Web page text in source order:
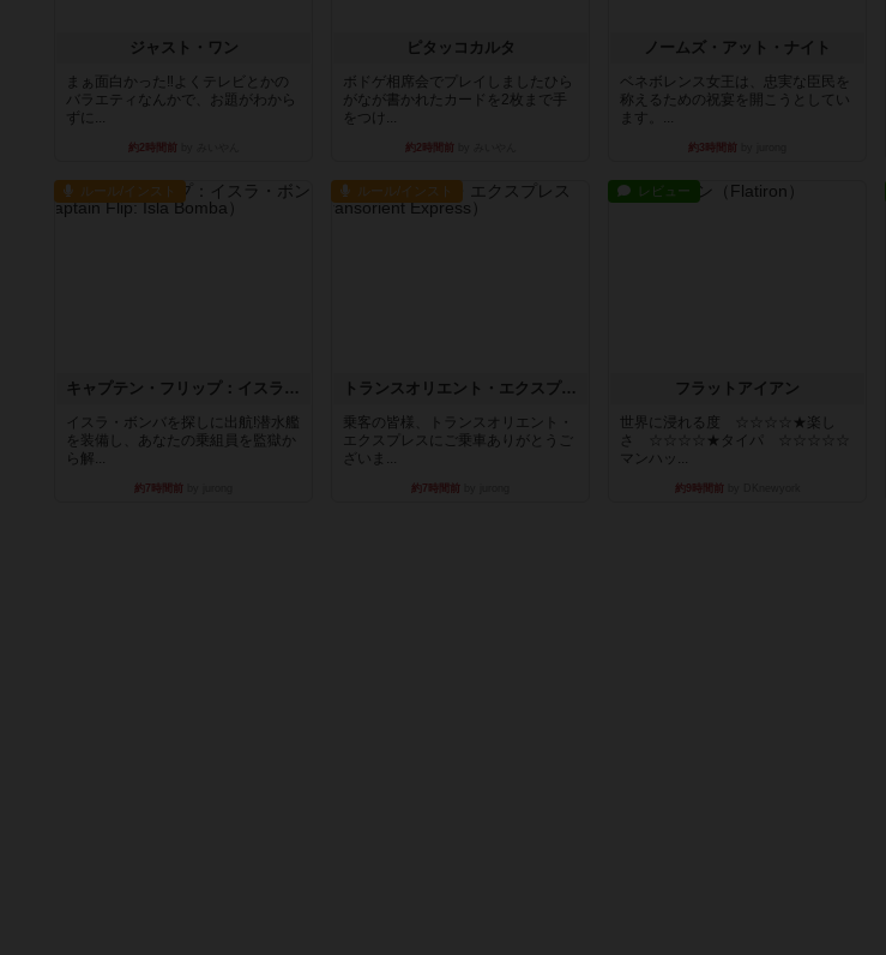
ジャスト・ワン
まぁ面白かった‼️よくテレビとかの
バラエティなんかで、お題がわから
ずに...
約2時間前
ピタッコカルタ
ボドゲ相席会でプレイしましたひら
がなが書かれたカードを2枚まで手
をつけ...
約2時間前
ノームズ・アット・ナイト
ベネボレンス女王は、忠実な臣民を
称えるための祝宴を開こうとしてい
ます。...
約3時間前
ルール/インスト
キャプテン・フリップ：イスラ・ボンバ
イスラ・ボンバを探しに出航!潜水艦
を装備し、あなたの乗組員を監獄か
ら解...
約7時間前
ルール/インスト
トランスオリエント・エクスプレス
乗客の皆様、トランスオリエント・
エクスプレスにご乗車ありがとうご
ざいま...
約7時間前
レビュー
フラットアイアン
世界に浸れる度 ☆☆☆☆★楽し
さ ☆☆☆☆★タイパ ☆☆☆☆☆
マンハッ...
約9時間前